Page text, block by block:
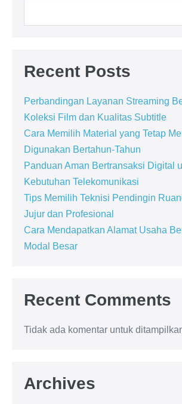
Recent Posts
Perbandingan Layanan Streaming
Koleksi Film dan Kualitas Subtitle
Cara Memilih Material yang Tetap
Digunakan Bertahun-Tahun
Panduan Aman Bertransaksi Digital
Kebutuhan Telekomunikasi
Tips Memilih Teknisi Pendingin
Jujur dan Profesional
Cara Mendapatkan Alamat Usaha
Modal Besar
Recent Comments
Tidak ada komentar untuk
Archives